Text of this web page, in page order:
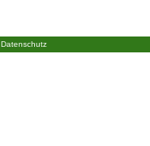
Datenschutz